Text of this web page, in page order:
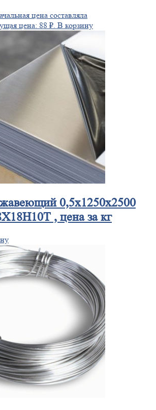
цена составляла
цена: 88 ₽. В корзину
0,5x1250x2500
, цена за кг